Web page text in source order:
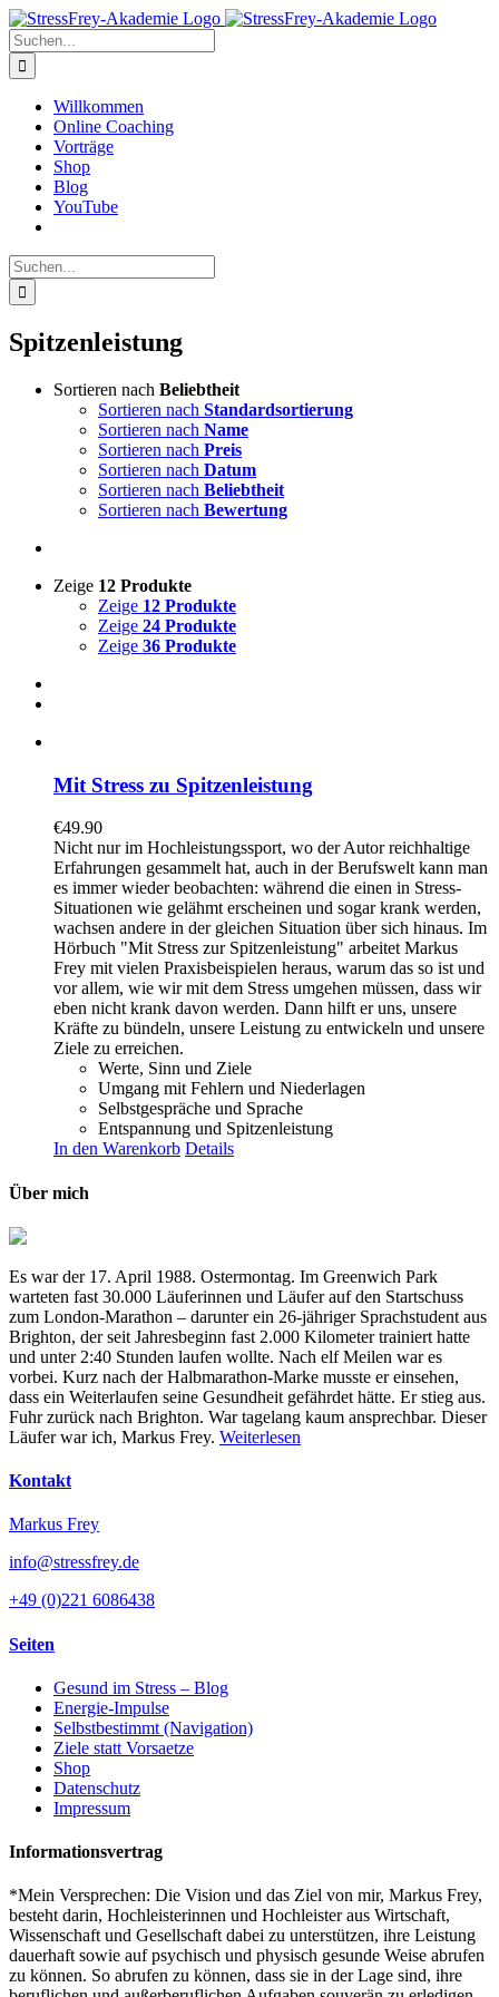
Zum
Inhalt
springen
Suche
nach:
Willkommen
Online Coaching
Vorträge
Shop
Blog
YouTube
Suche
nach:
Spitzenleistung
Sortieren nach Beliebtheit
Sortieren nach Standardsortierung
Sortieren nach Name
Sortieren nach Preis
Sortieren nach Datum
Sortieren nach Beliebtheit
Sortieren nach Bewertung
Zeige 12 Produkte
Zeige 12 Produkte
Zeige 24 Produkte
Zeige 36 Produkte
Mit Stress zu Spitzenleistung
€49.90
Nicht nur im Hochleistungssport, wo der Autor reichhaltige
Erfahrungen gesammelt hat, auch in der Berufswelt kann man
es immer wieder beobachten: während die einen in Stress-
Situationen wie gelähmt erscheinen und sogar krank werden,
wachsen andere in der gleichen Situation über sich hinaus. Im
Hörbuch "Mit Stress zur Spitzenleistung" arbeitet Markus
Frey mit vielen Praxisbeispielen heraus, warum das so ist und
vor allem, wie wir mit dem Stress umgehen müssen, dass wir
eben nicht krank davon werden. Dann hilft er uns, unsere
Kräfte zu bündeln, unsere Leistung zu entwickeln und unsere
Ziele zu erreichen.
Werte, Sinn und Ziele
Umgang mit Fehlern und Niederlagen
Selbstgespräche und Sprache
Entspannung und Spitzenleistung
In den Warenkorb Details
Über mich
Es war der 17. April 1988. Ostermontag. Im Greenwich Park
warteten fast 30.000 Läuferinnen und Läufer auf den Startschuss
zum London-Marathon – darunter ein 26-jähriger Sprachstudent aus
Brighton, der seit Jahresbeginn fast 2.000 Kilometer trainiert hatte
und unter 2:40 Stunden laufen wollte. Nach elf Meilen war es
vorbei. Kurz nach der Halbmarathon-Marke musste er einsehen,
dass ein Weiterlaufen seine Gesundheit gefährdet hätte. Er stieg aus.
Fuhr zurück nach Brighton. War tagelang kaum ansprechbar. Dieser
Läufer war ich, Markus Frey. Weiterlesen
Kontakt
Markus Frey
info@stressfrey.de
+49 (0)221 6086438
Seiten
Gesund im Stress – Blog
Energie-Impulse
Selbstbestimmt (Navigation)
Ziele statt Vorsaetze
Shop
Datenschutz
Impressum
Informationsvertrag
*Mein Versprechen: Die Vision und das Ziel von mir, Markus Frey,
besteht darin, Hochleisterinnen und Hochleister aus Wirtschaft,
Wissenschaft und Gesellschaft dabei zu unterstützen, ihre Leistung
dauerhaft sowie auf psychisch und physisch gesunde Weise abrufen
zu können. So abrufen zu können, dass sie in der Lage sind, ihre